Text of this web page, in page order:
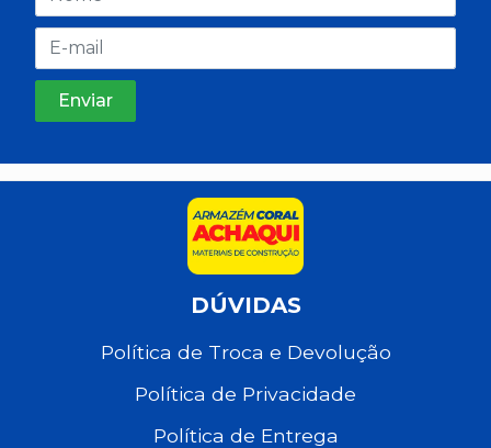
DÚVIDAS
Política de Troca e Devolução
Política de Privacidade
Política de Entrega